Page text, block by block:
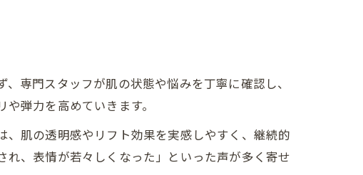
専門スタッフが肌の状態や悩みを丁寧に確認し、
弾力を高めていきます。
肌の透明感やリフト効果を実感しやすく、継続的
、表情が若々しくなった」といった声が多く寄せ